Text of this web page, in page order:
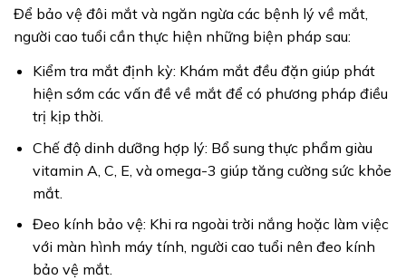
Để bảo vệ đôi mắt và ngăn ngừa các bệnh lý về mắt,
người cao tuổi cần thực hiện những biện pháp sau:
Kiểm tra mắt định kỳ: Khám mắt đều đặn giúp phát
hiện sớm các vấn đề về mắt để có phương pháp điều
trị kịp thời.
Chế độ dinh dưỡng hợp lý: Bổ sung thực phẩm giàu
vitamin A, C, E, và omega-3 giúp tăng cường sức khỏe
mắt.
Đeo kính bảo vệ: Khi ra ngoài trời nắng hoặc làm việc
với màn hình máy tính, người cao tuổi nên đeo kính
bảo vệ mắt.